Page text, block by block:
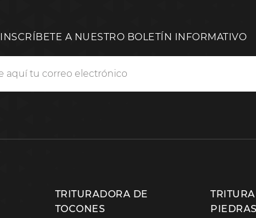
INSCRÍBETE A NUESTRO BOLETÍN INFORMATIVO
TRITURADORA DE
TOCONES